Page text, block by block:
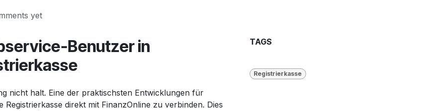
yet
Benutzer in
nicht halt. Eine der praktischsten Entwicklungen für
direkt mit FinanzOnline zu verbinden. Dies
TAGS
Registrierkasse